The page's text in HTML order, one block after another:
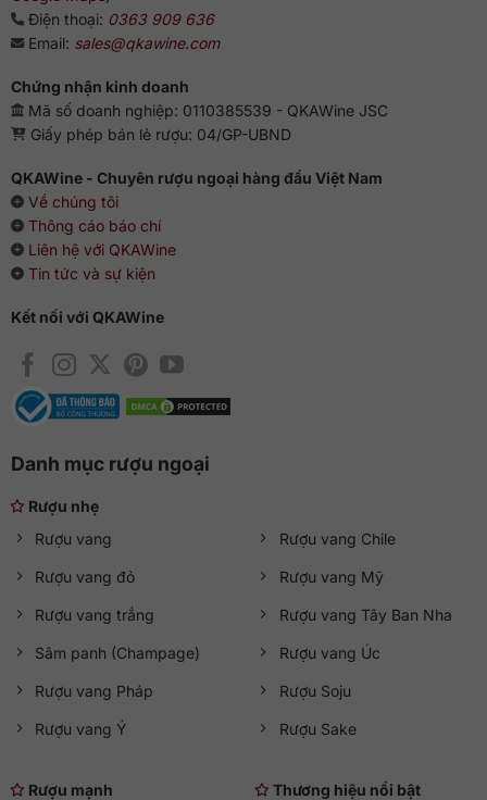
Điện thoại: 0363 909 636
Email: sales@qkawine.com
Chứng nhận kinh doanh
Mã số doanh nghiệp: 0110385539 - QKAWine JSC
Giấy phép bán lẻ rượu: 04/GP-UBND
QKAWine - Chuyên rượu ngoại hàng đầu Việt Nam
Về chúng tôi
Thông cáo báo chí
Liên hệ với QKAWine
Tin tức và sự kiện
Kết nối với QKAWine
Danh mục rượu ngoại
Rượu nhẹ
Rượu vang
Rượu vang đỏ
Rượu vang trắng
Sâm panh (Champage)
Rượu vang Pháp
Rượu vang Ý
Rượu vang Chile
Rượu vang Mỹ
Rượu vang Tây Ban Nha
Rượu vang Úc
Rượu Soju
Rượu Sake
Rượu mạnh
Thương hiệu nổi bật